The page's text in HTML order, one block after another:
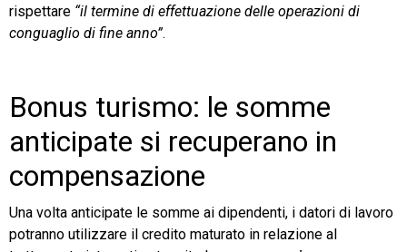
rispettare “il termine di effettuazione delle operazioni di
conguaglio di fine anno”.
Bonus turismo: le somme
anticipate si recuperano in
compensazione
Una volta anticipate le somme ai dipendenti, i datori di lavoro
potranno utilizzare il credito maturato in relazione al